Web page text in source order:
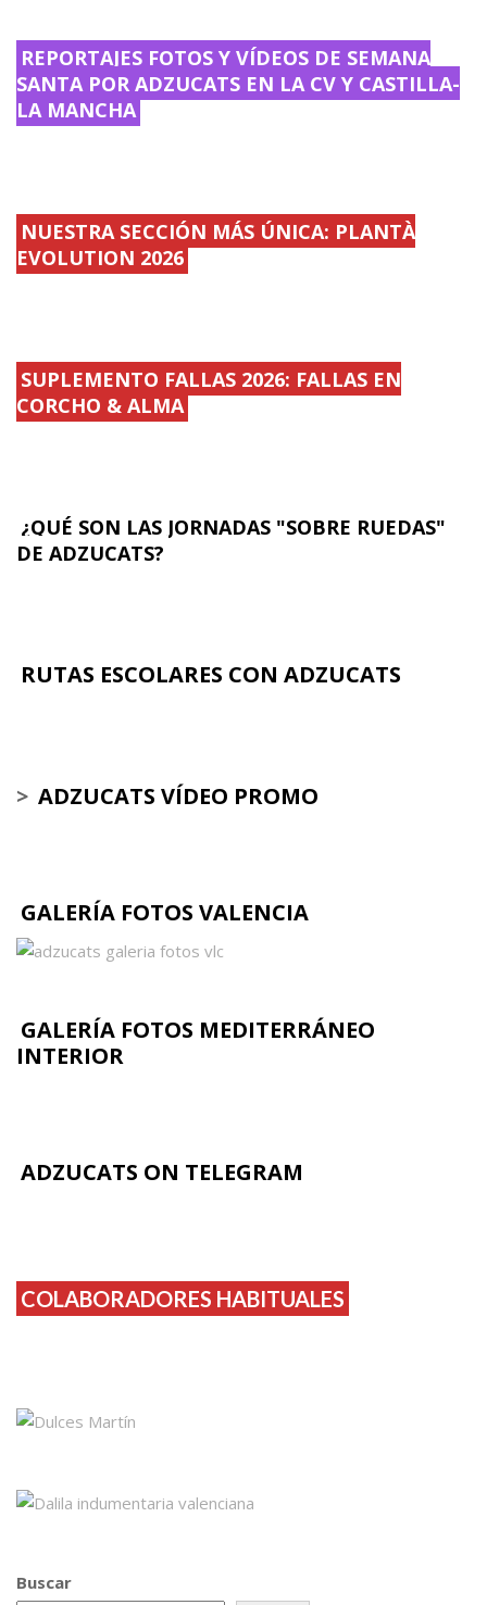
REPORTAJES FOTOS Y VÍDEOS DE SEMANA
SANTA POR ADZUCATS EN LA CV Y CASTILLA-
LA MANCHA
NUESTRA SECCIÓN MÁS ÚNICA: PLANTÀ
EVOLUTION 2026
SUPLEMENTO FALLAS 2026: FALLAS EN
CORCHO & ALMA
¿QUÉ SON LAS JORNADAS "SOBRE RUEDAS"
DE ADZUCATS?
RUTAS ESCOLARES CON ADZUCATS
> ADZUCATS VÍDEO PROMO
GALERÍA FOTOS VALENCIA
GALERÍA FOTOS MEDITERRÁNEO
INTERIOR
ADZUCATS ON TELEGRAM
COLABORADORES HABITUALES
Buscar